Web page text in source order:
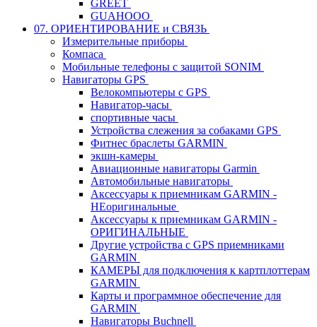
GREET
GUAHOOO
07. ОРИЕНТИРОВАНИЕ и СВЯЗЬ
Измерительные приборы
Компаса
Мобильные телефоны с защитой SONIM
Навигаторы GPS
Велокомпьютеры с GPS
Навигатор-часы
спортивные часы
Устройства слежения за собаками GPS
Фитнес браслеты GARMIN
экшн-камеры
Авиационные навигаторы Garmin
Автомобильные навигаторы
Аксессуары к приемникам GARMIN -
НЕоригинальные
Аксессуары к приемникам GARMIN -
ОРИГИНАЛЬНЫЕ
Другие устройства с GPS приемниками
GARMIN
КАМЕРЫ для подключения к картплоттерам
GARMIN
Карты и программное обеспечение для
GARMIN
Навигаторы Buchnell